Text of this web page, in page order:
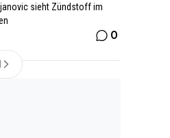
sieht Zündstoff im
0